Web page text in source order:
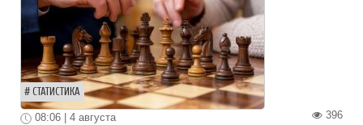
СТАТИСТИКА
396
08:06 | 4 августа